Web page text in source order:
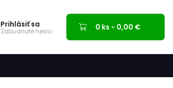
Prihlásiť sa
Zabudnuté heslo 0 ks - 0,00 €